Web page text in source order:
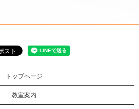
トップページ
教室案内